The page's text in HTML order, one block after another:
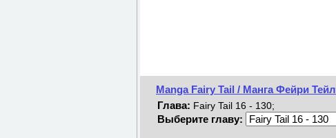
Manga Fairy Tail / Манга Фейри Тейл
Глава: Fairy Tail 16 - 130;
Выберите главу: